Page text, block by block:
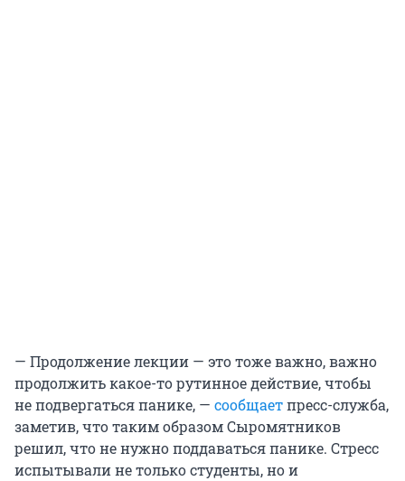
— Продолжение лекции — это тоже важно, важно
продолжить какое-то рутинное действие, чтобы
не подвергаться панике, — сообщаетпресс-служба,
заметив, что таким образом Сыромятников
решил, что не нужно поддаваться панике. Стресс
испытывали не только студенты, но и